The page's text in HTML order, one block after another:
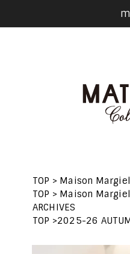
TOP > Maison
TOP > Maison
ARCHIVES
TOP >2025-26